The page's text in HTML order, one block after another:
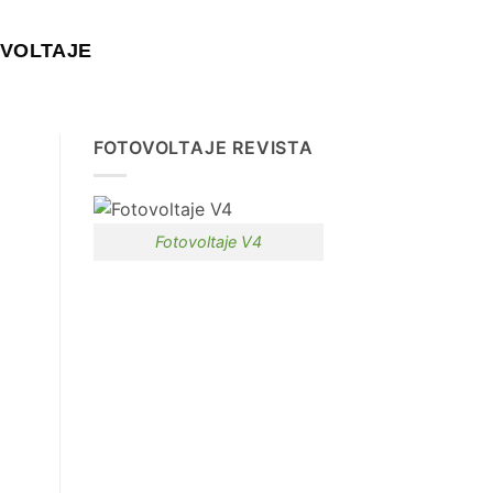
FOTOVOLTAJE REVISTA
Fotovoltaje V4